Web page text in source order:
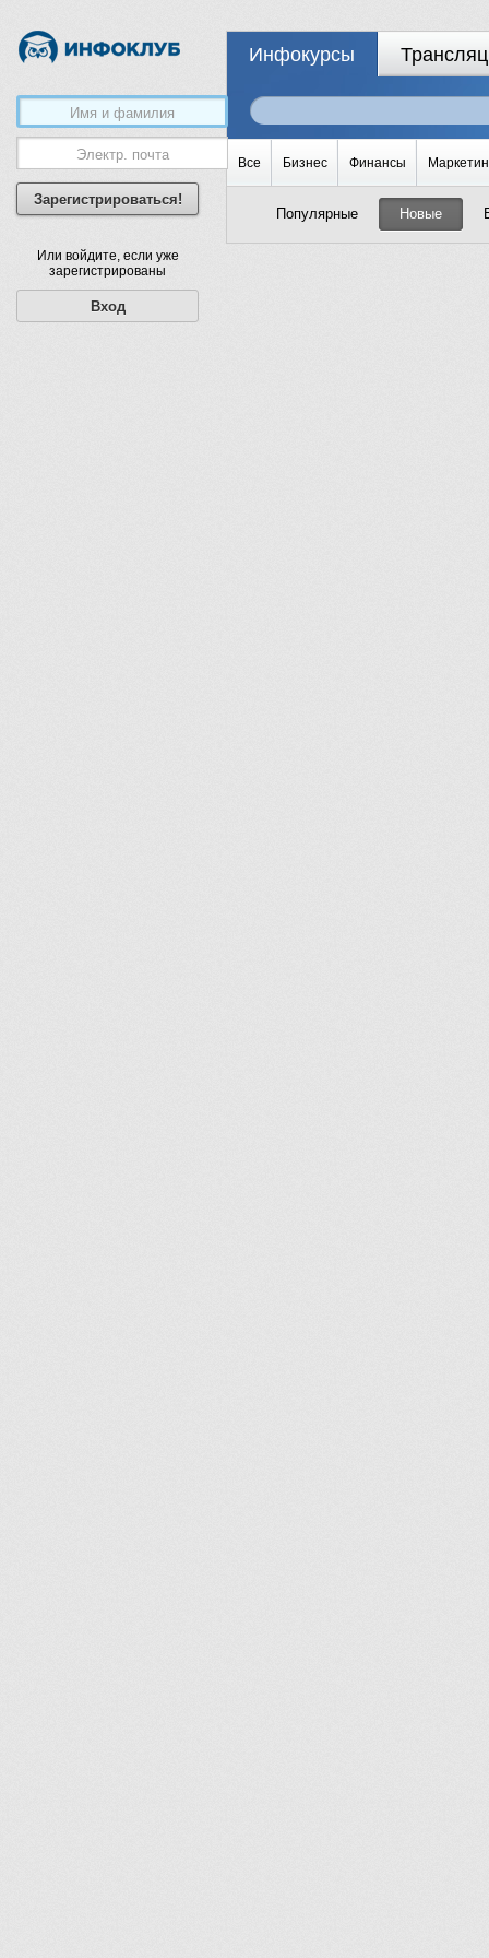
Зарегистрироваться!
Или войдите, если уже
зарегистрированы
Вход
Инфокурсы
Все Бизнес Финансы
Популярные Новые